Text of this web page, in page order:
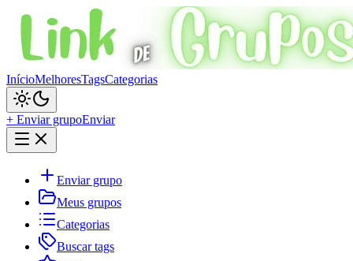
InícioMelhoresTagsCategorias
+ Enviar grupoEnviar
Enviar grupo
Meus grupos
Categorias
Buscar tags